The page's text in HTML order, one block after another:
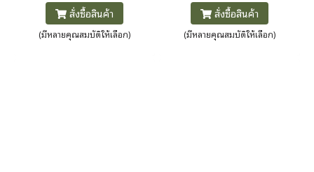
สั่งซื้อสินค้า
(มีหลายคุณสมบัติให้เลือก)
สั่งซื้อสินค้า
(มีหลายคุณสมบัติให้เลือก)